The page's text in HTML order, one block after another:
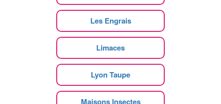
Les Engrais
Limaces
Lyon Taupe
Maisons Insectes